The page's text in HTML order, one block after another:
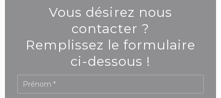
Vous désirez nous
contacter ?
Remplissez le formulaire
ci-dessous !